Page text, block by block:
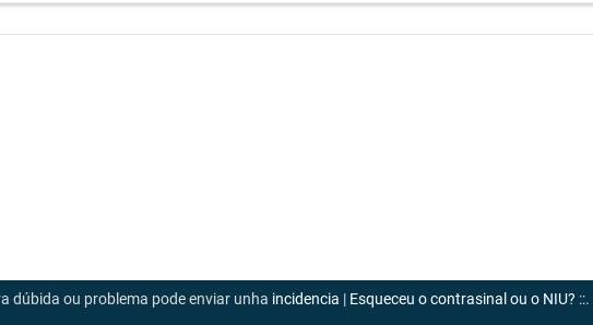
dúbida ou problema pode enviar unha incidencia | Esqueceu o contrasinal ou o NIU? ::.